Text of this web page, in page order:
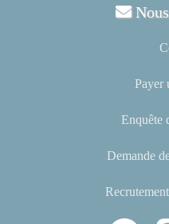
Payer
Enquête
Demande